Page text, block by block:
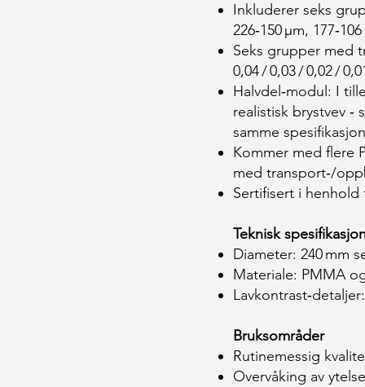
Inkluderer seks
226‑150 µm,
Seks grupper med
0,04 / 0,03 / 0,02 /
Halvdel‑modul: I
realistisk brystvev ‑
samme
Kommer med flere
med transport‑/
Sertifisert i henhold
Teknisk
Diameter: 240 mm
Materiale: PMMA
Bruksområder
Rutinemessig
Overvåking av